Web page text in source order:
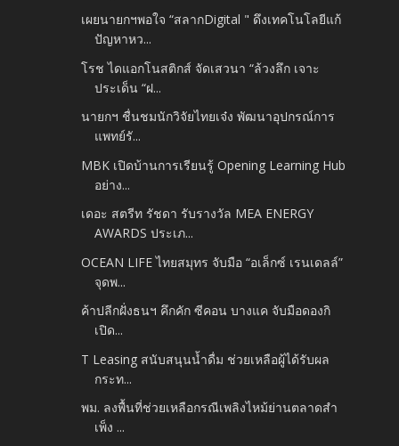
เผยนายกฯพอใจ “สลากDigital " ดึงเทคโนโลยีแก้
ปัญหาหว...
โรช ไดแอกโนสติกส์ จัดเสวนา “ล้วงลึก เจาะ
ประเด็น “ฝ...
นายกฯ ชื่นชมนักวิจัยไทยเจ๋ง พัฒนาอุปกรณ์การ
แพทย์รั...
MBK เปิดบ้านการเรียนรู้ Opening Learning Hub
อย่าง...
เดอะ สตรีท รัชดา รับรางวัล MEA ENERGY
AWARDS ประเภ...
OCEAN LIFE ไทยสมุทร จับมือ “อเล็กซ์ เรนเดลล์”
จุดพ...
ค้าปลีกฝั่งธนฯ คึกคัก ซีคอน บางแค จับมือดองกิ
เปิด...
T Leasing สนับสนุนน้ำดื่ม ช่วยเหลือผู้ได้รับผล
กระท...
พม. ลงพื้นที่ช่วยเหลือกรณีเพลิงไหม้ย่านตลาดสำ
เพ็ง ...